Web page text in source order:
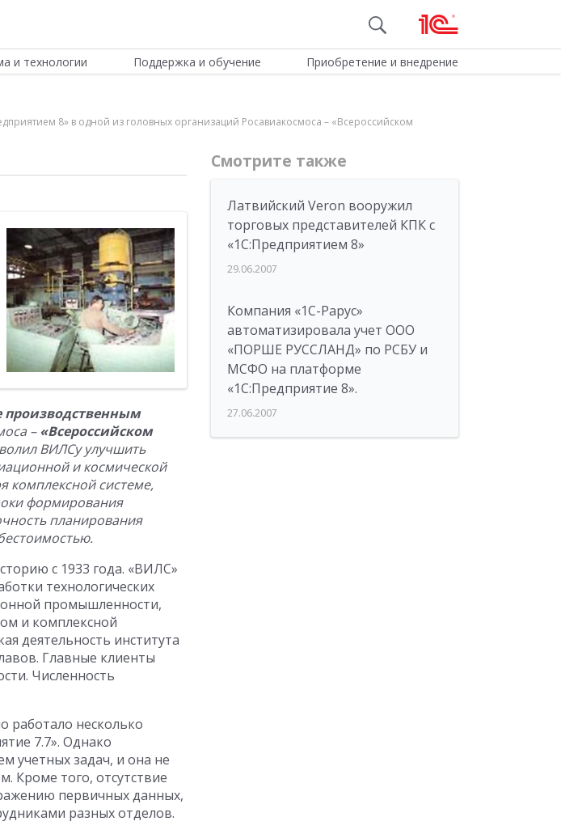
и технологии Поддержка и обучение Приобретение и внедрение
8» в одной из головных организаций Росавиакосмоса – «Всероссийском
производственным
–«Всероссийском
ВИЛСу улучшить
и космической
комплексной системе,
формирования
планирования
с 1933 года. «ВИЛС»
технологических
промышленности,
и комплексной
деятельность института
Главные клиенты
Численность
работало несколько
7.7». Однако
учетных задач, и она не
Кроме того, отсутствие
первичных данных,
разных отделов.
Смотрите также
Латвийский Veron вооружил
торговых представителей КПК с
«1С:Предприятием 8»
29.06.2007
Компания «1С-Рарус»
автоматизировала учет ООО
«ПОРШЕ РУССЛАНД» по РСБУ и
МСФО на платформе
«1С:Предприятие 8».
27.06.2007